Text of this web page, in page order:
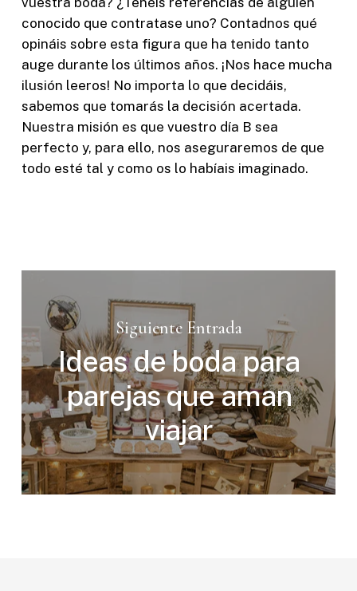
conocido que contratase uno? Contadnos qué
opináis sobre esta figura que ha tenido tanto
auge durante los últimos años. ¡Nos hace mucha
ilusión leeros! No importa lo que decidáis,
sabemos que tomarás la decisión acertada.
Nuestra misión es que vuestro día B sea
perfecto y, para ello, nos aseguraremos de que
todo esté tal y como os lo habíais imaginado.
Siguiente Entrada
Ideas de boda para
parejas que aman
viajar